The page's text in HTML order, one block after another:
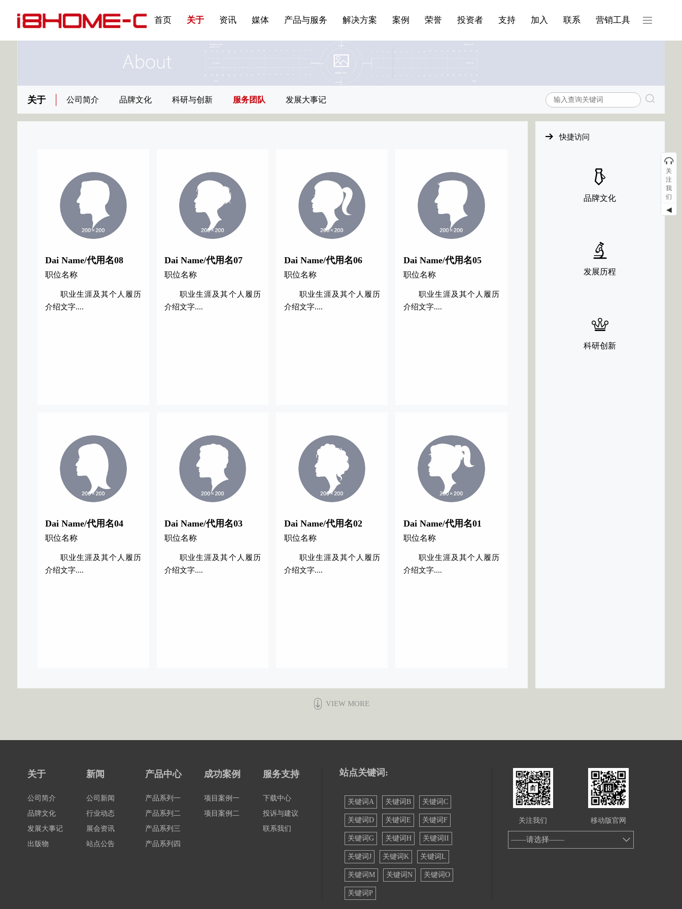
首页 关于
资讯
媒体
刊物专题三
产品与服务
产品&服务系列一 | 第02条
解决方案
案例
应用领域7
荣誉
投资者
支持
加入
联系
营销工具
关于 公司简介 品牌文化 科研与创新 服务团队 发展大事记
Dai Name/代用名08
职位名称
职业生涯及其个人履历
介绍文字....
Dai Name/代用名07
职位名称
职业生涯及其个人履历
介绍文字....
Dai Name/代用名06
职位名称
职业生涯及其个人履历
介绍文字....
Dai Name/代用名05
职位名称
职业生涯及其个人履历
介绍文字....
Dai Name/代用名04
职位名称
职业生涯及其个人履历
介绍文字....
Dai Name/代用名03
职位名称
职业生涯及其个人履历
介绍文字....
Dai Name/代用名02
职位名称
职业生涯及其个人履历
介绍文字....
Dai Name/代用名01
职位名称
职业生涯及其个人履历
介绍文字....
快捷访问
品牌文化
发展历程
科研创新
VIEW MORE
关于
公司简介
品牌文化
发展大事记
出版物
新闻
公司新闻
行业动态
展会资讯
站点公告
产品中心
产品系列一
产品系列二
产品系列三
产品系列四
成功案例
项目案例一
项目案例二
服务支持
下载中心
投诉与建议
联系我们
站点关键词:
关键词A 关键词B 关键词C
关键词D 关键词E 关键词F
关键词G 关键词H 关键词II
关键词J 关键词K 关键词L
关键词M 关键词N 关键词O
关键词P
关注我们 移动版官网
——请选择——
关
注
我
们
◀